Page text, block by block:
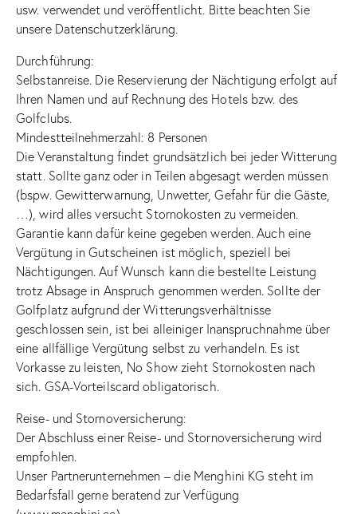
usw. verwendet und veröffentlicht. Bitte beachten Sie
unsere Datenschutzerklärung.
Durchführung:
Selbstanreise. Die Reservierung der Nächtigung erfolgt auf
Ihren Namen und auf Rechnung des Hotels bzw. des
Golfclubs.
Mindestteilnehmerzahl: 8 Personen
Die Veranstaltung findet grundsätzlich bei jeder Witterung
statt. Sollte ganz oder in Teilen abgesagt werden müssen
(bspw. Gewitterwarnung, Unwetter, Gefahr für die Gäste,
…), wird alles versucht Stornokosten zu vermeiden.
Garantie kann dafür keine gegeben werden. Auch eine
Vergütung in Gutscheinen ist möglich, speziell bei
Nächtigungen. Auf Wunsch kann die bestellte Leistung
trotz Absage in Anspruch genommen werden. Sollte der
Golfplatz aufgrund der Witterungsverhältnisse
geschlossen sein, ist bei alleiniger Inanspruchnahme über
eine allfällige Vergütung selbst zu verhandeln. Es ist
Vorkasse zu leisten, No Show zieht Stornokosten nach
sich. GSA-Vorteilscard obligatorisch.
Reise- und Stornoversicherung:
Der Abschluss einer Reise- und Stornoversicherung wird
empfohlen.
Unser Partnerunternehmen – die Menghini KG steht im
Bedarfsfall gerne beratend zur Verfügung